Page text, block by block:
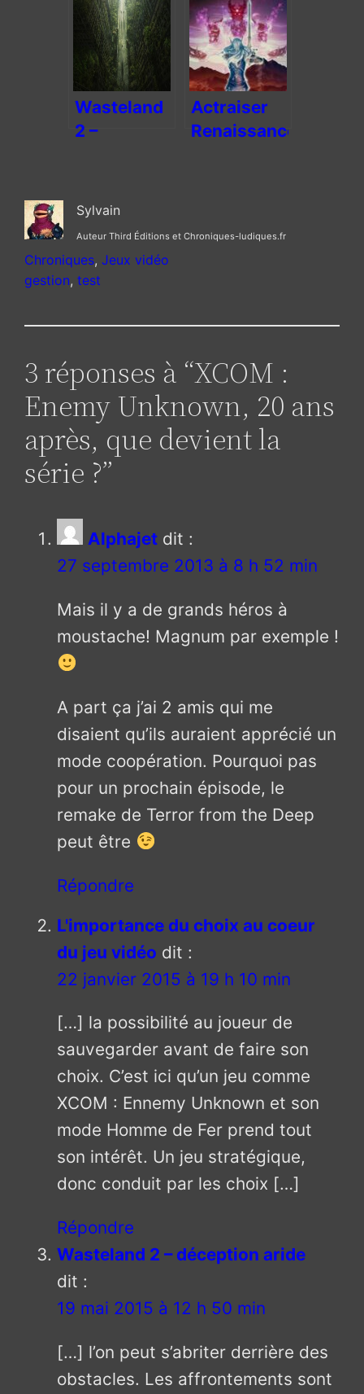
pourquoi
aime-t-on
souffrir ?
future pour
la série
Suikoden
Wasteland
2 –
Actraiser
Renaissance
Sylvain
Auteur Third Éditions et Chroniques-ludiques.fr
Chroniques, Jeux vidéo
gestion, test
3 réponses à “XCOM :
Enemy Unknown, 20 ans
après, que devient la
série ?”
Alphajet dit :
27 septembre 2013 à 8 h 52 min
Mais il y a de grands héros à
moustache! Magnum par exemple !
A part ça j’ai 2 amis qui me
disaient qu’ils auraient apprécié un
mode coopération. Pourquoi pas
pour un prochain épisode, le
remake de Terror from the Deep
peut être
Répondre
L'importance du choix au coeur
du jeu vidéo dit :
22 janvier 2015 à 19 h 10 min
[…] la possibilité au joueur de
sauvegarder avant de faire son
choix. C’est ici qu’un jeu comme
XCOM : Ennemy Unknown et son
mode Homme de Fer prend tout
son intérêt. Un jeu stratégique,
donc conduit par les choix […]
Répondre
Wasteland 2 – déception aride
dit :
19 mai 2015 à 12 h 50 min
[…] l’on peut s’abriter derrière des
obstacles. Les affrontements sont